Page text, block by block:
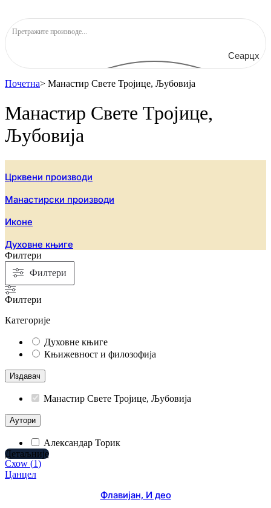
Сеарцх
Почетна> Манастир Свете Тројице, Љубовија
Манастир Свете Тројице,
Љубовија
Црквени производи
Манастирски производи
Иконе
Духовне књиге
Филтери
Филтери
Филтери
Категорије
Духовне књиге
Књижевност и филозофија
Издавач
Манастир Свете Тројице, Љубовија
Аутори
Александар Торик
Схоw (1)
Цанцел
Детаљније
Флавијан, И део